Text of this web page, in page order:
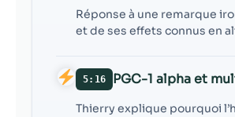
Réponse à une remarque
et de ses effets connus en
5:16 PGC-1 alpha et
Thierry explique pourquoi